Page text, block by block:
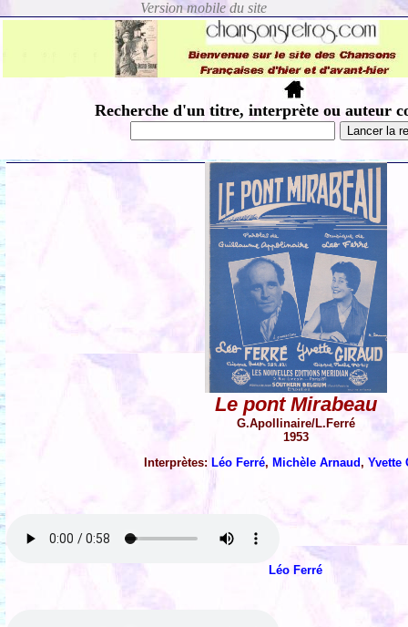
Recherche d'un titre, interprète ou auteur
Le pont Mirabeau
G.Apollinaire/L.Ferré
1953
Interprètes:Léo Ferré,Michèle Arnaud,Yvette
Léo Ferré